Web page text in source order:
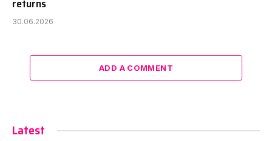
returns
30.06.2026
ADD A COMMENT
Latest